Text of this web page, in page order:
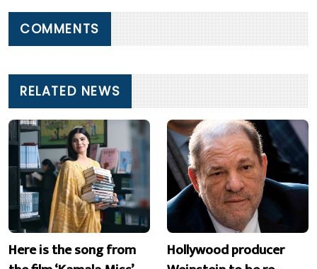
COMMENTS
RELATED NEWS
Here is the song from
Hollywood producer